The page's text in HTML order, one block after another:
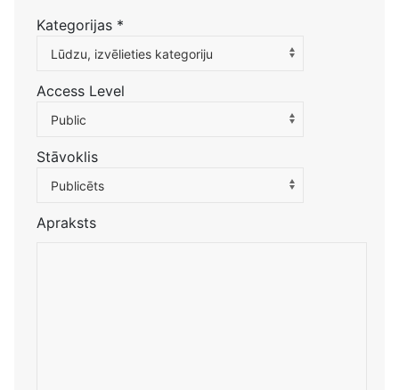
Kategorijas *
Atlasiet kategoriju, lai filtrētu sarakstu
Lūdzu, izvēlieties kategoriju
Access Level
Public
Stāvoklis
Publicēts
Apraksts